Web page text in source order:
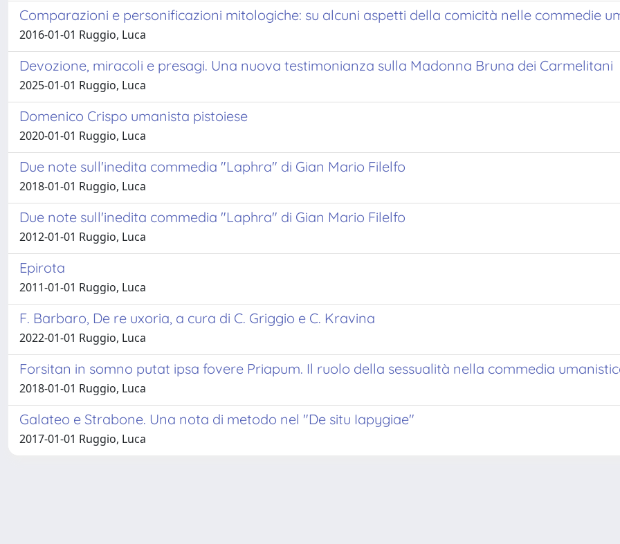
Comparazioni e personificazioni mitologiche: su alcuni aspetti della comicità nelle commedie
2016-01-01 Ruggio, Luca
Devozione, miracoli e presagi. Una nuova testimonianza sulla Madonna Bruna dei Carmelitani
2025-01-01 Ruggio, Luca
Domenico Crispo umanista pistoiese
2020-01-01 Ruggio, Luca
Due note sull'inedita commedia "Laphra" di Gian Mario Filelfo
2018-01-01 Ruggio, Luca
Due note sull'inedita commedia "Laphra" di Gian Mario Filelfo
2012-01-01 Ruggio, Luca
Epirota
2011-01-01 Ruggio, Luca
F. Barbaro, De re uxoria, a cura di C. Griggio e C. Kravina
2022-01-01 Ruggio, Luca
Forsitan in somno putat ipsa fovere Priapum. Il ruolo della sessualità nella commedia
2018-01-01 Ruggio, Luca
Galateo e Strabone. Una nota di metodo nel "De situ Iapygiae"
2017-01-01 Ruggio, Luca